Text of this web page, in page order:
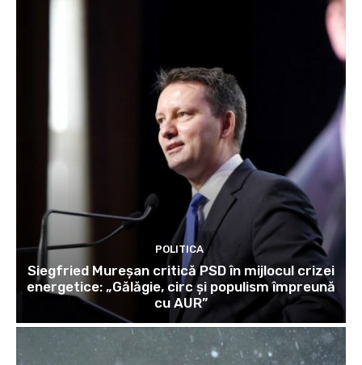
POLITICA
Siegfried Mureșan critică PSD în mijlocul crizei
energetice: „Gălăgie, circ și populism împreună
cu AUR”